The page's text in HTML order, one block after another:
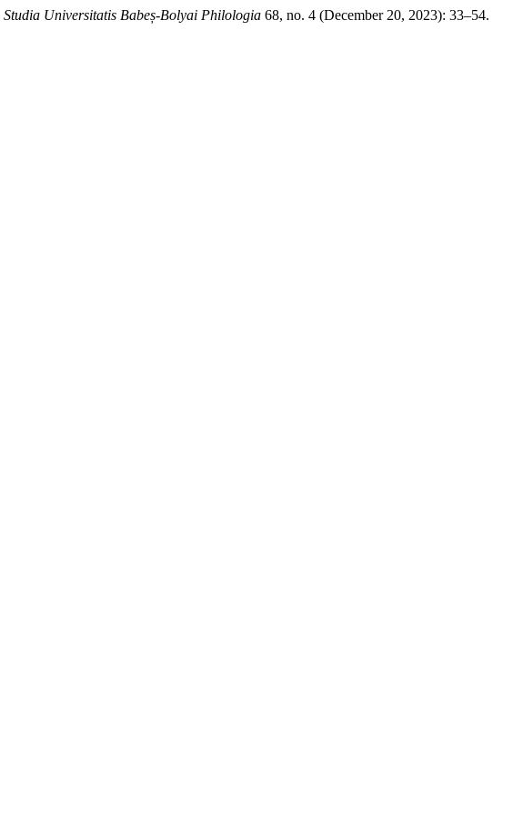
Studia Universitatis Babeș-Bolyai Philologia 68, no. 4 (December 20, 2023): 33–54.